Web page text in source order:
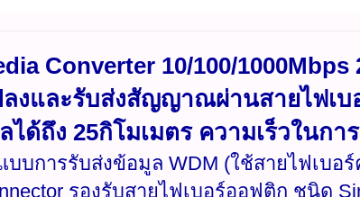
Converter 10/100/
งและรับส่งสัญญาณผ่านสายไฟเบ
ได้ถึง 25กิโมเมตร ความเร็วในก
บบการรับส่งข้อมูล WDM (ใช้สายไฟเบอ
รองรับสายไฟเบอร์ออฟติก ชนิด